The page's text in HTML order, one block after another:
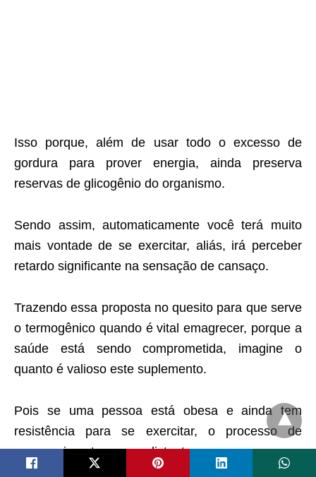
Isso porque, além de usar todo o excesso de
gordura para prover energia, ainda preserva
reservas de glicogênio do organismo.
Sendo assim, automaticamente você terá muito
mais vontade de se exercitar, aliás, irá perceber
retardo significante na sensação de cansaço.
Trazendo essa proposta no quesito para que serve
o termogênico quando é vital emagrecer, porque a
saúde está sendo comprometida, imagine o
quanto é valioso este suplemento.
Pois se uma pessoa está obesa e ainda tem
resistência para se exercitar, o processo de
emagrecimento parece distante.